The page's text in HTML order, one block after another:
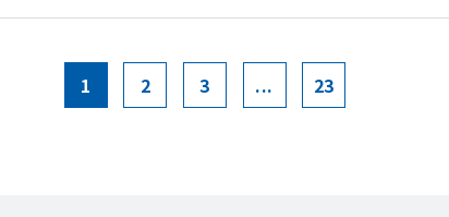
1 2 3 ... 23